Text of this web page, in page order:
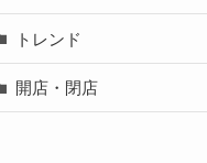
トレンド
開店・閉店